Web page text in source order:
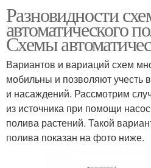
Разновидности
автоматического
Схемы
Вариантов и вариаций схем
мобильны и позволяют учесть
и насаждений. Рассмотрим
из источника при помощи
полива растений. Такой
полива показан на фото ниже.